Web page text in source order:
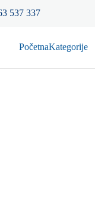
537 337
PočetnaKategorije